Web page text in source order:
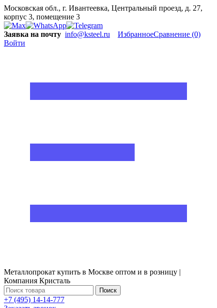
Московская обл., г. Ивантеевка, Центральный проезд, д. 27,
корпус 3, помещение 3
Заявка на почту info@ksteel.ru ИзбранноеСравнение (0)
Войти
Металлопрокат купить в Москве оптом и в розницу |
Компания Кристаль
Поиск
+7 (495) 14-14-777